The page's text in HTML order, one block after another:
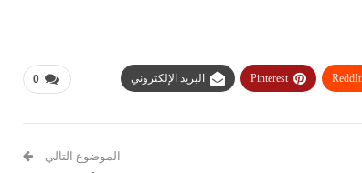
0 ReddIt
Pinterest البريد الإلكتروني
الموضوع التالي